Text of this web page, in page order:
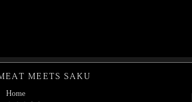
MEETS SAKU
Home